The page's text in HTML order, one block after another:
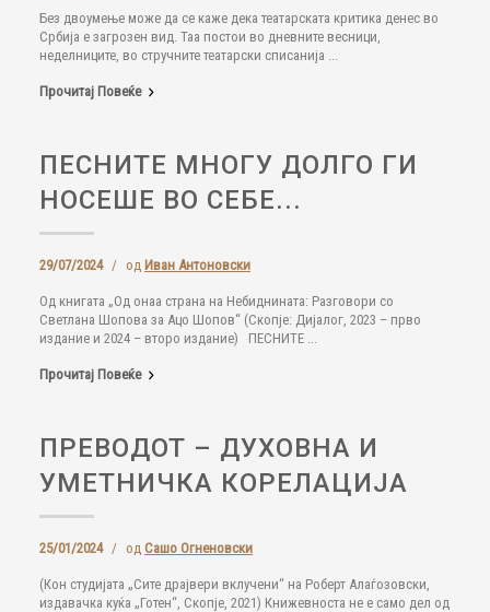
Без двоумење може да се каже дека театарската критика денес во
Србија е загрозен вид. Таа постои во дневните весници,
неделниците, во стручните театарски списанија ...
Прочитај Повеќе
ПЕСНИТЕ МНОГУ ДОЛГО ГИ
НОСЕШЕ ВО СЕБЕ...
29/07/2024 / од Иван Антоновски
Од книгата „Од онаа страна на Небиднината: Разговори со
Светлана Шопова за Ацо Шопов“ (Скопје: Дијалог, 2023 – прво
издание и 2024 – второ издание) ПЕСНИТЕ ...
Прочитај Повеќе
ПРЕВОДОТ – ДУХОВНА И
УМЕТНИЧКА КОРЕЛАЦИЈА
25/01/2024 / од Сашо Огненовски
(Кон студијата „Сите драјвери вклучени“ на Роберт Алаѓозовски,
издавачка куќа „Готен“, Скопје, 2021) Книжевноста не е само дел од